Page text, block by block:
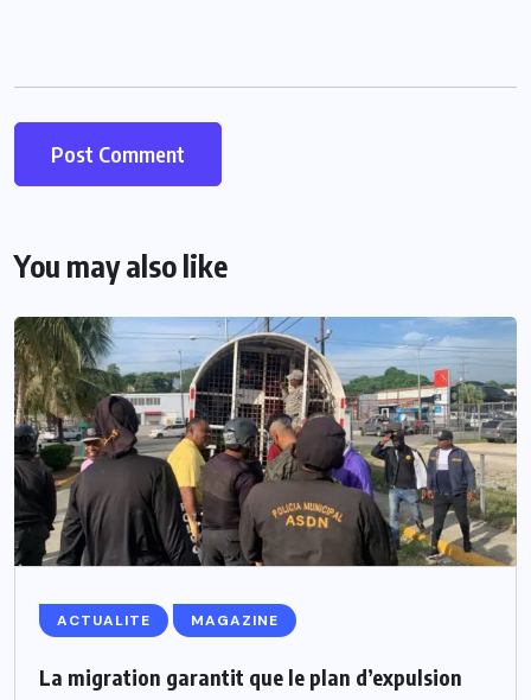
You may also like
ACTUALITE MAGAZINE
La migration garantit que le plan d’expulsion